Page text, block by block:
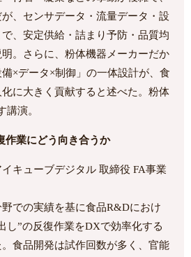
、センサデータ・流量データ・設
、安定供給・詰まり予防・品質均
。さらに、粉体機器メーカーだか
×データ×制御」の一体設計が、食
に大きく貢献すると述べた。粉体
講演。
作業にどう向き合うか
キューブデジタル 取締役 FA事業
での実績を基に食品R&Dにおけ
し”の反復作業をDXで効率化する
食品開発は試作回数が多く、官能